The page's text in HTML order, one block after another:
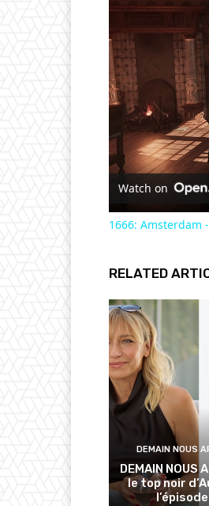
Watch on
1666: Amsterdam
RELATED
DEMAIN NOUS
DEMAIN NOUS
le top noir